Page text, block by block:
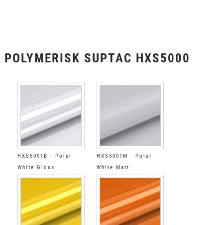
POLYMERISK SUPTAC HXS5000
HXS5001B - Polar
White Gloss
HXS5001M - Polar
White Matt